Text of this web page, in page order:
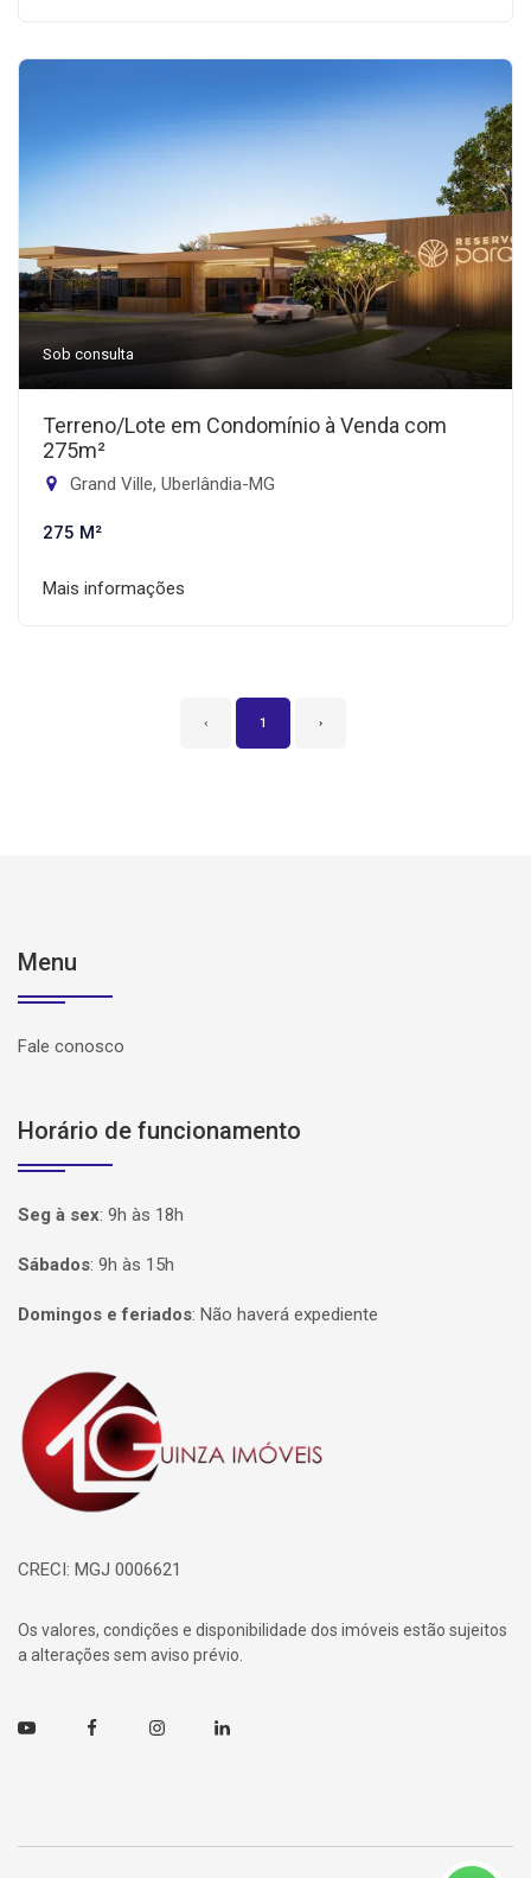
Sob consulta
Terreno/Lote em Condomínio à Venda com
275m²
Grand Ville, Uberlândia-MG
275 M²
Mais informações
‹ 1 ›
Menu
Fale conosco
Horário de funcionamento
Seg à sex: 9h às 18h
Sábados: 9h às 15h
Domingos e feriados: Não haverá expediente
Página inicial
CRECI: MGJ 0006621
Os valores, condições e disponibilidade dos imóveis estão sujeitos
a alterações sem aviso prévio.
Youtube FacebookInstagramLinkedin